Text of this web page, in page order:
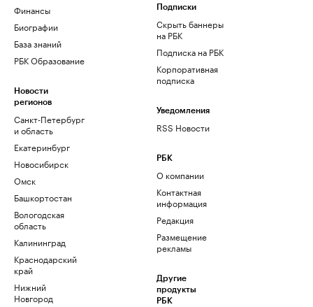
Финансы
Биографии
База знаний
РБК Образование
Новости
регионов
Санкт-Петербург
и область
Екатеринбург
Новосибирск
Омск
Башкортостан
Вологодская
область
Калининград
Краснодарский
край
Нижний
Новгород
Подписки
Скрыть баннеры
на РБК
Подписка на РБК
Корпоративная
подписка
Уведомления
RSS Новости
РБК
О компании
Контактная
информация
Редакция
Размещение
рекламы
Другие
продукты
РБК